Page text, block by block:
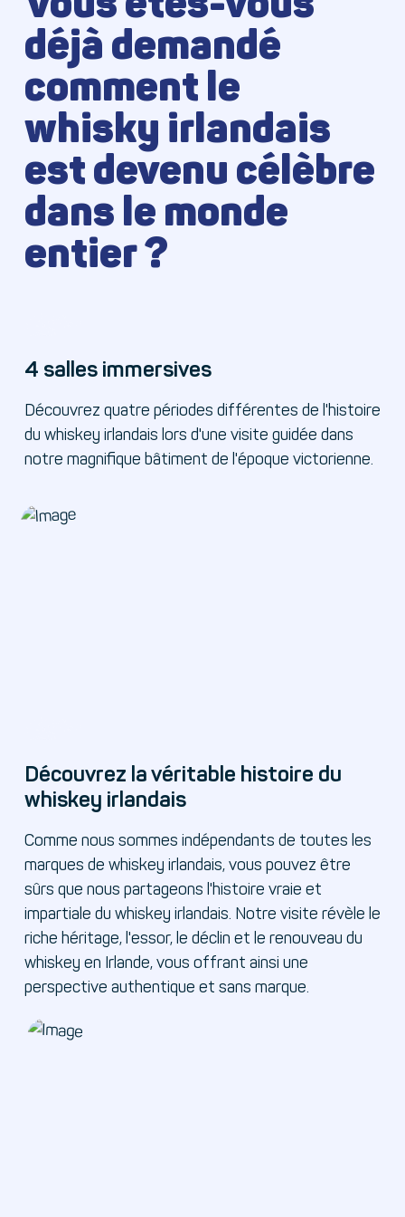
déjà demandé
comment le
whisky irlandais
est devenu célèbre
dans le monde
entier ?
4 salles immersives
Découvrez quatre périodes différentes de l'histoire
du whiskey irlandais lors d'une visite guidée dans
notre magnifique bâtiment de l'époque victorienne.
Découvrez la véritable histoire du
whiskey irlandais
Comme nous sommes indépendants de toutes les
marques de whiskey irlandais, vous pouvez être
sûrs que nous partageons l'histoire vraie et
impartiale du whiskey irlandais. Notre visite révèle le
riche héritage, l'essor, le déclin et le renouveau du
whiskey en Irlande, vous offrant ainsi une
perspective authentique et sans marque.